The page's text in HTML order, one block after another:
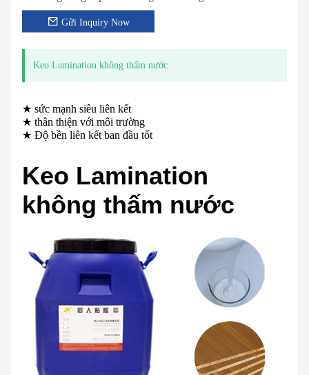
Gửi Inquiry Now
Keo Lamination không thấm nước
★ sức mạnh siêu liên kết
★ thân thiện với môi trường
★ Độ bền liên kết ban đầu tốt
Keo Lamination
không thấm nước